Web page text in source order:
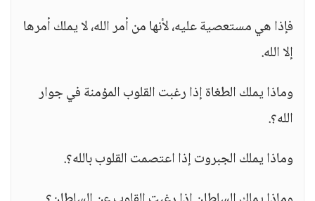
فإذا هي مستعصية عليه، لأنها من أمر الله، لا يملك أمرها
إلا الله.
وماذا يملك الطغاة إذا رغبت القلوب المؤمنة في جوار
الله؟.
وماذا يملك الجبروت إذا اعتصمت القلوب بالله؟.